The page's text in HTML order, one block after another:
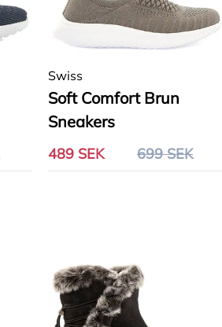
Swiss
Soft Comfort Brun
Sneakers
489 SEK 699 SEK